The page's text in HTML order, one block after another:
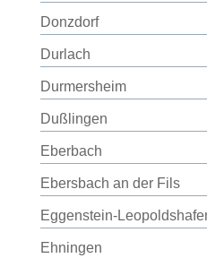
Donzdorf
Durlach
Durmersheim
Dußlingen
Eberbach
Ebersbach an der Fils
Eggenstein-
Ehningen